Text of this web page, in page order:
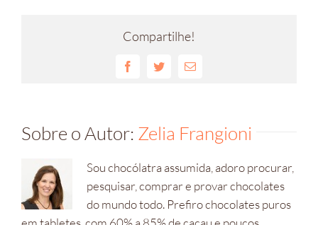
Compartilhe!
FacebookTwitterE-
Sobre o Autor: Zelia Frangioni
Sou chocólatra assumida, adoro procurar,
pesquisar, comprar e provar chocolates
do mundo todo. Prefiro chocolates puros